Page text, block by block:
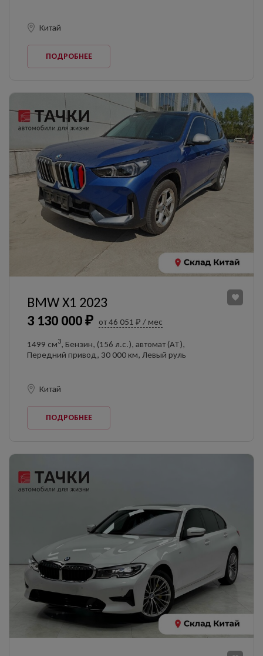
Китай
ПОДРОБНЕЕ
3 130 000 ₽ от 46 051 ₽ / мес
BMW X1 2023
1499 см3, Бензин, (156 л.с.), автомат (AT),
Передний привод, 30 000 км, Левый руль
Китай
ПОДРОБНЕЕ